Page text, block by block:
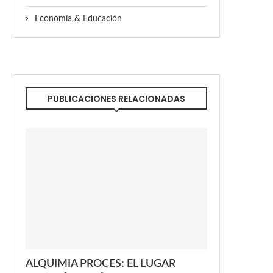
Economía & Educación
PUBLICACIONES RELACIONADAS
ALQUIMIA PROCES: EL LUGAR